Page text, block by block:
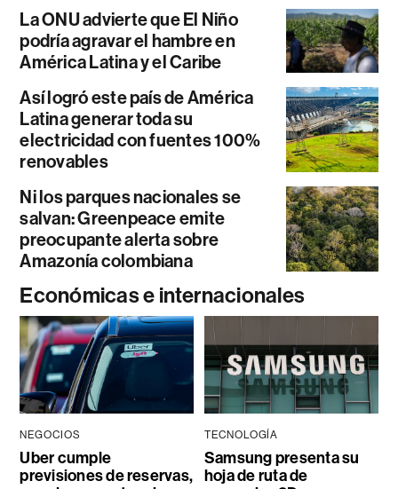
La ONU advierte que El Niño
podría agravar el hambre en
América Latina y el Caribe
Así logró este país de América
Latina generar toda su
electricidad con fuentes 100%
renovables
Ni los parques nacionales se
salvan: Greenpeace emite
preocupante alerta sobre
Amazonía colombiana
Económicas e internacionales
NEGOCIOS
Uber cumple
previsiones de reservas,
TECNOLOGÍA
Samsung presenta su
hoja de ruta de